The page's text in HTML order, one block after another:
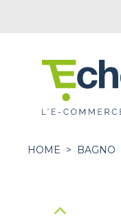
HOME > BAGNO